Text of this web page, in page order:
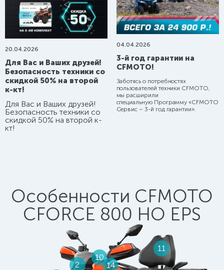
20.04.2026
Для Вас и Ваших друзей!
Безопасность техники со
скидкой 50% на второй
к-кт!
Для Вас и Ваших друзей!
Безопасность техники со
скидкой 50% на второй к-
кт!
04.04.2026
3-й год гарантии на
CFMOTO!
Заботясь о потребностях
пользователей техники CFMOTO,
мы расширили
специальную Программу «CFMOTO
Сервис – 3-й год гарантии».
Особенности CFMOTO
CFORCE 800 HO EPS